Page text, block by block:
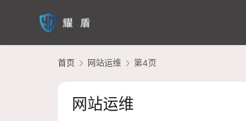
首页 网站运维 第4页
网站运维